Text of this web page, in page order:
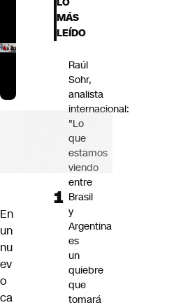
En
un
nu
ev
o
ca
MÁS
LEÍDO
Raúl
Sohr,
analista
internacional:
"Lo
que
estamos
viendo
entre
Brasil
y
Argentina
es
un
quiebre
que
tomará